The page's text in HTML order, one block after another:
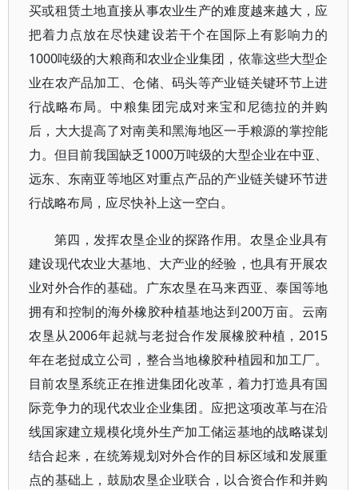
买或租赁土地直接从事农业生产的难度越来越大，应
把着力点放在尽快建设若干个在国际上有影响力的
1000吨级的大粮商和农业企业集团，依靠这些大型企
业在农产品加工、仓储、码头等产业链关键环节上进
行战略布局。中粮集团完成对来宝和尼德拉的并购
后，大大提高了对南美和黑海地区一手粮源的掌控能
力。但目前我国缺乏1000万吨级的大型企业在中亚、
远东、东南亚等地区对重点产品的产业链关键环节进
行战略布局，应尽快补上这一空白。
第四，发挥农垦企业的探路作用。农垦企业具有
建设现代农业大基地、大产业的经验，也具有开展农
业对外合作的基础。广东农垦在马来西亚、泰国等地
拥有和控制的海外橡胶种植基地达到200万亩。云南
农垦从2006年起就与老挝合作发展橡胶种植，2015
年在老挝成立公司，整合当地橡胶种植园和加工厂。
目前农垦系统正在推进集团化改革，着力打造具有国
际竞争力的现代农业企业集团。应把这项改革与在沿
线国家建立规模化境外生产加工储运基地的战略谋划
结合起来，在统筹规划对外合作的目标区域和发展重
点的基础上，鼓励农垦企业联合，以合资合作和并购